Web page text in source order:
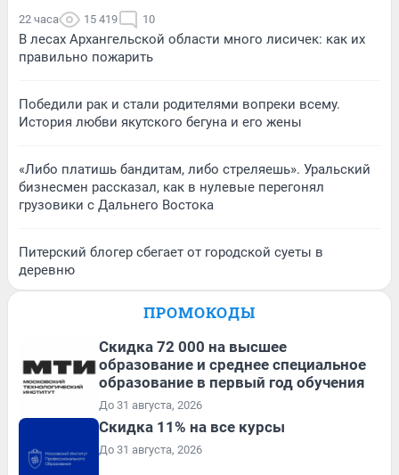
22 часа 15 419 10
В лесах Архангельской области много лисичек: как их
правильно пожарить
Победили рак и стали родителями вопреки всему.
История любви якутского бегуна и его жены
«Либо платишь бандитам, либо стреляешь». Уральский
бизнесмен рассказал, как в нулевые перегонял
грузовики с Дальнего Востока
Питерский блогер сбегает от городской суеты в
деревню
ПРОМОКОДЫ
Скидка 72 000 на высшее
образование и среднее специальное
образование в первый год обучения
До 31 августа, 2026
Скидка 11% на все курсы
До 31 августа, 2026